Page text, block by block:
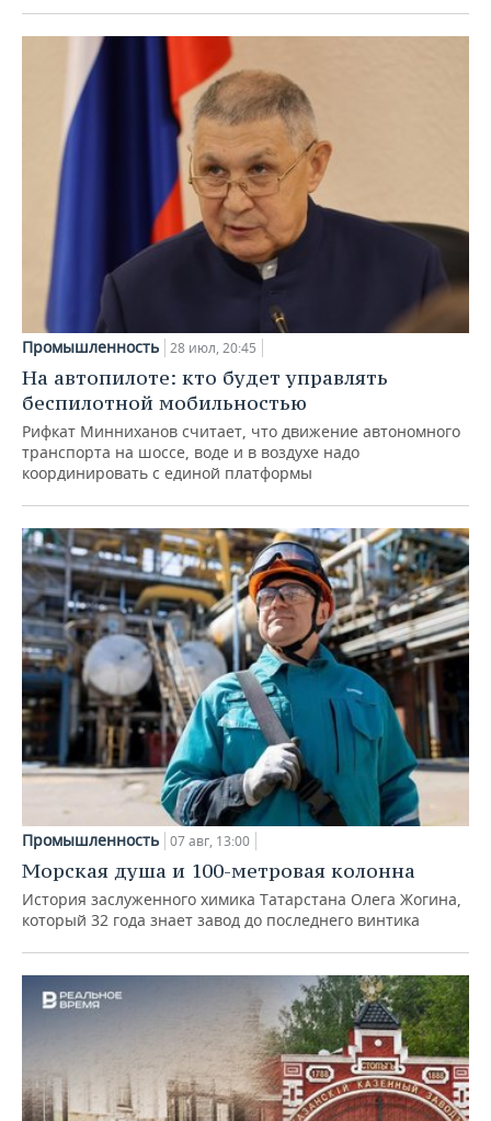
Промышленность 28 июл, 20:45
На автопилоте: кто будет управлять
беспилотной мобильностью
Рифкат Минниханов считает, что движение автономного
транспорта на шоссе, воде и в воздухе надо
координировать с единой платформы
Промышленность 07 авг, 13:00
Морская душа и 100-метровая колонна
История заслуженного химика Татарстана Олега Жогина,
который 32 года знает завод до последнего винтика